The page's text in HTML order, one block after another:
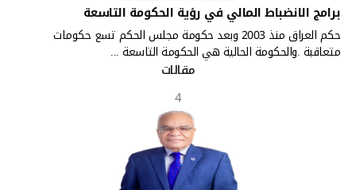
برامج الانضباط المالي في رؤية الحكومة التاسعة
حكم العراق منذ 2003 وبعد حكومة مجلس الحكم تسع حكومات
متعاقبة .والحكومة الحالية هي الحكومة التاسعة ...
مقالات
4